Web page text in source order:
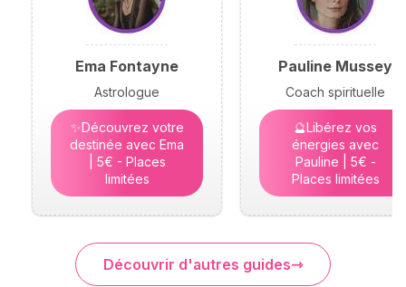
Ema Fontayne
Astrologue
✨Découvrez votre
destinée avec Ema
| 5€ - Places
limitées
Pauline Mussey
Coach spirituelle
🔮Libérez vos
énergies avec
Pauline | 5€ -
Places limitées
Découvrir d'autres guides